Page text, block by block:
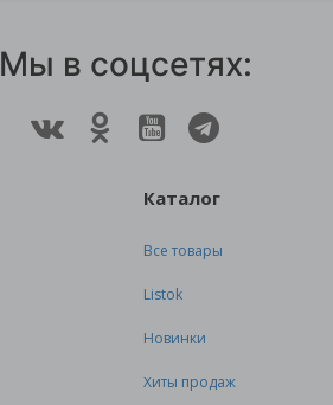
Мы в соцсетях:
Каталог
Все товары
Listok
Новинки
Хиты продаж